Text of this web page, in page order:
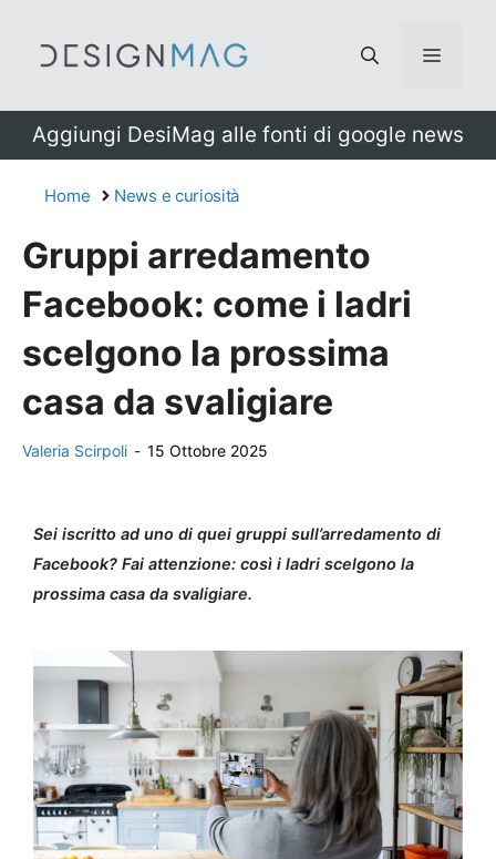
Menu
Aggiungi DesiMag alle fonti di google news
Home News e curiosità
Gruppi arredamento
Facebook: come i ladri
scelgono la prossima
casa da svaligiare
Valeria Scirpoli - 15 Ottobre 2025
Sei iscritto ad uno di quei gruppi sull’arredamento di
Facebook? Fai attenzione: così i ladri scelgono la
prossima casa da svaligiare.